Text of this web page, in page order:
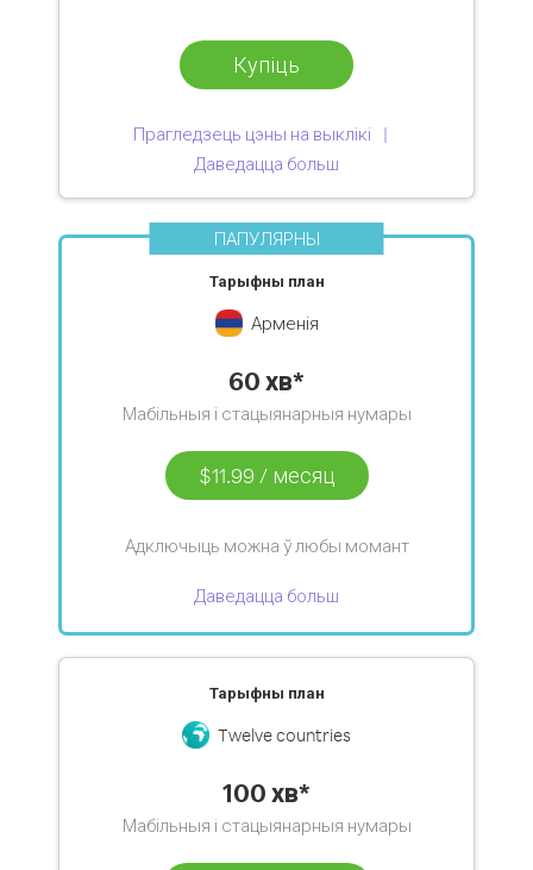
Купіць
Прагледзець цэны на выклікі
Даведацца больш
ПАПУЛЯРНЫ
Тарыфны план
Арменія
60 хв*
Мабільныя і стацыянарныя нумары
$11.99 / месяц
Адключыць можна ў любы момант
Даведацца больш
Тарыфны план
Twelve countries
100 хв*
Мабільныя і стацыянарныя нумары